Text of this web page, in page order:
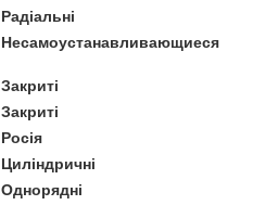
Радіальні
Несамоустанавливающиеся
Закриті
Закриті
Росія
Циліндричні
Однорядні